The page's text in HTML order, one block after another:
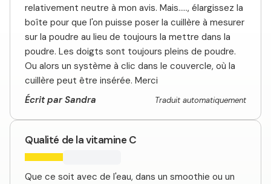
relativement neutre à mon avis. Mais....., élargissez la
boîte pour que l'on puisse poser la cuillère à mesurer
sur la poudre au lieu de toujours la mettre dans la
poudre. Les doigts sont toujours pleins de poudre.
Ou alors un système à clic dans le couvercle, où la
cuillère peut être insérée. Merci
Écrit par Sandra
Traduit automatiquement
Qualité de la vitamine C
Que ce soit avec de l'eau, dans un smoothie ou un